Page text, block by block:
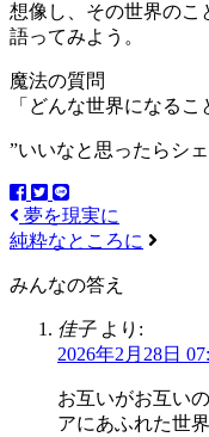
想像し、その世界のこ
語ってみよう。
魔法の質問
「どんな世界になるこ
”いいなと思ったらシ
夢を現実に
純粋なところに
みんなの答え
佳子 より:
2026年2月28日
お互いがお互い
アにあふれた世界